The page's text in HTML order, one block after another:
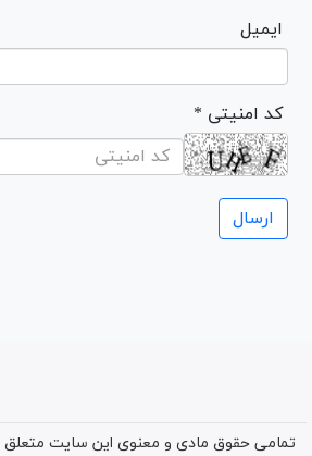
ایمیل
* کد امنیتی
تمامی حقوق مادی و معنوی این سایت متعلق